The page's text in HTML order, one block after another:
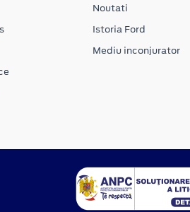
Noutati
Istoria Ford
Mediu inconjurator